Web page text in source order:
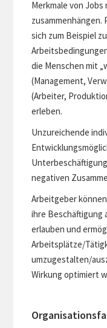
Merkmale von
zusammenhängen.
sich zum Beispiel
die Menschen mit
(Management,
(Arbeiter,
erleben.
Unzureichende
negativen
Arbeitgeber
ihre Beschäftigung
erlauben und
Arbeitsplätze/
umzugestalten/
Wirkung optimiert